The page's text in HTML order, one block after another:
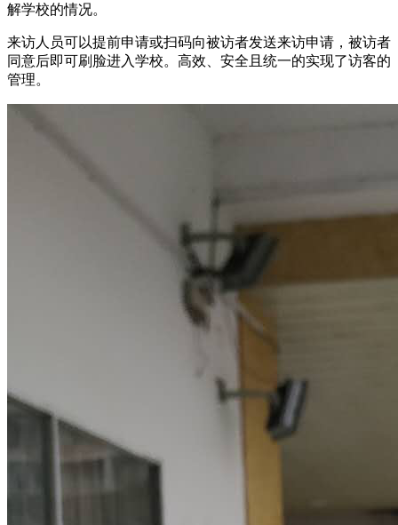
解学校的情况。
来访人员可以提前申请或扫码向被访者发送来访申请，被访者
同意后即可刷脸进入学校。高效、安全且统一的实现了访客的
管理。